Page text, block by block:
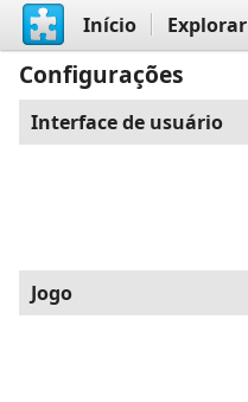
Início Explorar
Configurações
Interface de usuário
Jogo